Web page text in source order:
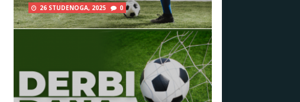
26 STUDENOGA, 2025 0